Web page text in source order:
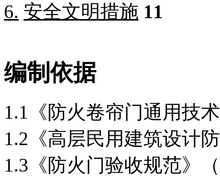
6. 安全文明措施 11
编制依据
1.1《防火卷帘门通用技
1.2《高层民用建筑设计
1.3《防火门验收规范》